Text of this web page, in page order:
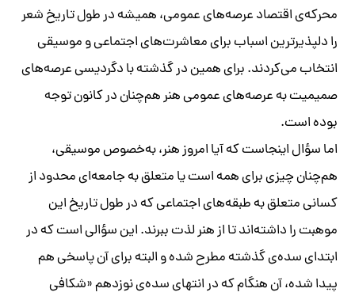
محرکه‌ی اقتصاد عرصه‌های عمومی، همیشه در طول تاریخ شعر
را دلپذیرترین اسباب برای معاشرت‌های اجتماعی و موسیقی
انتخاب می‌کردند. برای همین در گذشته با دگردیسی عرصه‌های
صمیمیت به عرصه‌های عمومی هنر هم‌چنان در کانون توجه
بوده است.
اما سؤال اینجاست که آیا امروز هنر، به‌خصوص موسیقی،
هم‌چنان چیزی برای همه است یا متعلق به جامعه‌ای محدود از
کسانی متعلق به طبقه‌های اجتماعی که در طول تاریخ این
موهبت را داشته‌اند تا از هنر لذت ببرند. این سؤالی است که در
ابتدای سده‌ی گذشته مطرح شده و البته برای آن پاسخی هم
پیدا شده، آن هنگام که در انتهای سده‌ی نوزدهم «شکافی